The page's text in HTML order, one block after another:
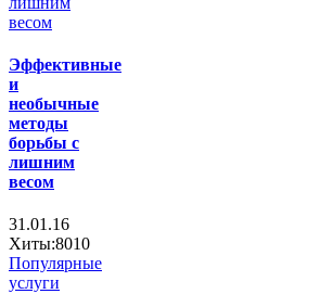
Эффективные
и
необычные
методы
борьбы с
лишним
весом
31.01.16
Хиты:8010
Популярные
услуги